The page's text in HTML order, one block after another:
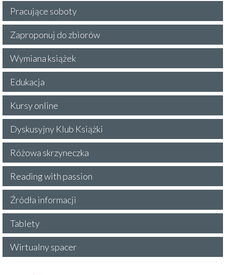
Pracujące soboty
Zaproponuj do zbiorów
Wymiana książek
Edukacja
Kursy online
Dyskusyjny Klub Książki
Różowa skrzyneczka
Reading with passion
Źródła informacji
Tablety
Wirtualny spacer